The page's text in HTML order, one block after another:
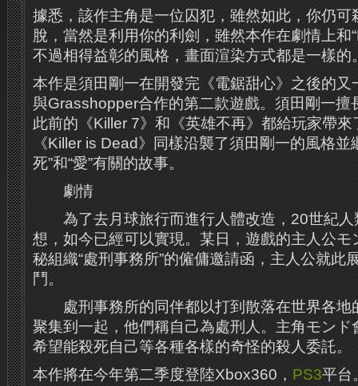
據悉，該作主角是一位囚犯，雖然如此，你仍可
脫，當然是利用你的利劍，雖然本作在劇情上和
不過相得益彰的風格，畫面渲染方式都是一樣的
本作是須田剛一在開發完《電鋸甜心》之後的又
與Grasshopper合作的第二款遊戲。須田剛一擅
此前的《Killer 7》和《英雄不再》都給玩家帶
《Killer is Dead》同樣沿襲了須田剛一的風格並
死”和“愛”有關的故事。
劇情
為了去月球旅行而進行人體改造，20世紀人
想，如今已經可以實現。某日，遊戲的主人公モ
秘組織“處刑事務所”的僱傭邀請函，主人公就此
鬥。
處刑事務所的同伴都以打到散落在世界各地
聚集到一起，他們稱自己為處刑人。主角モンド
希望能殺死自己等各種各樣的奇怪的殺人委託。
本作將在今年第二季度登陸Xbox360， PS3平台